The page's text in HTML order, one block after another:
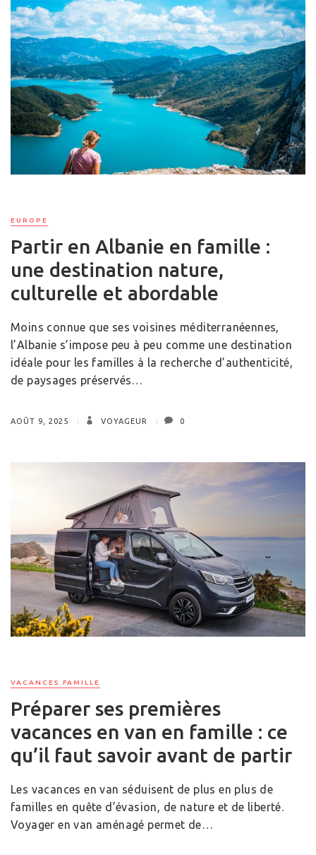
EUROPE
Partir en Albanie en famille :
une destination nature,
culturelle et abordable
Moins connue que ses voisines méditerranéennes,
l’Albanie s’impose peu à peu comme une destination
idéale pour les familles à la recherche d’authenticité,
de paysages préservés…
AOÛT 9, 2025 VOYAGEUR 0
VACANCES FAMILLE
Préparer ses premières
vacances en van en famille : ce
qu’il faut savoir avant de partir
Les vacances en van séduisent de plus en plus de
familles en quête d’évasion, de nature et de liberté.
Voyager en van aménagé permet de…